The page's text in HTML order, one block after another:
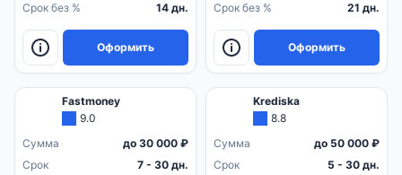
Срок без %
14 дн.
Оформить
Срок без %
21 дн.
Оформить
Fastmoney
9.0
Сумма
до 30 000 ₽
Срок
7 - 30 дн.
Krediska
8.8
Сумма
до 50 000 ₽
Срок
5 - 30 дн.